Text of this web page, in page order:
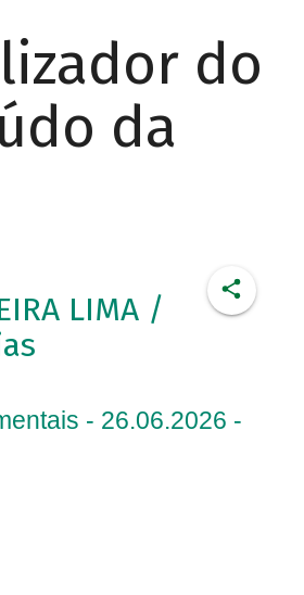
do
da
LIMA /
- 26.06.2026 -